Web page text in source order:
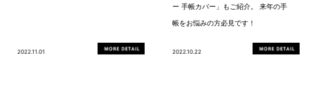
2022.11.01
ー 手帳カバー」もご紹介。 来年の手
帳をお悩みの方必見です！
2022.10.22